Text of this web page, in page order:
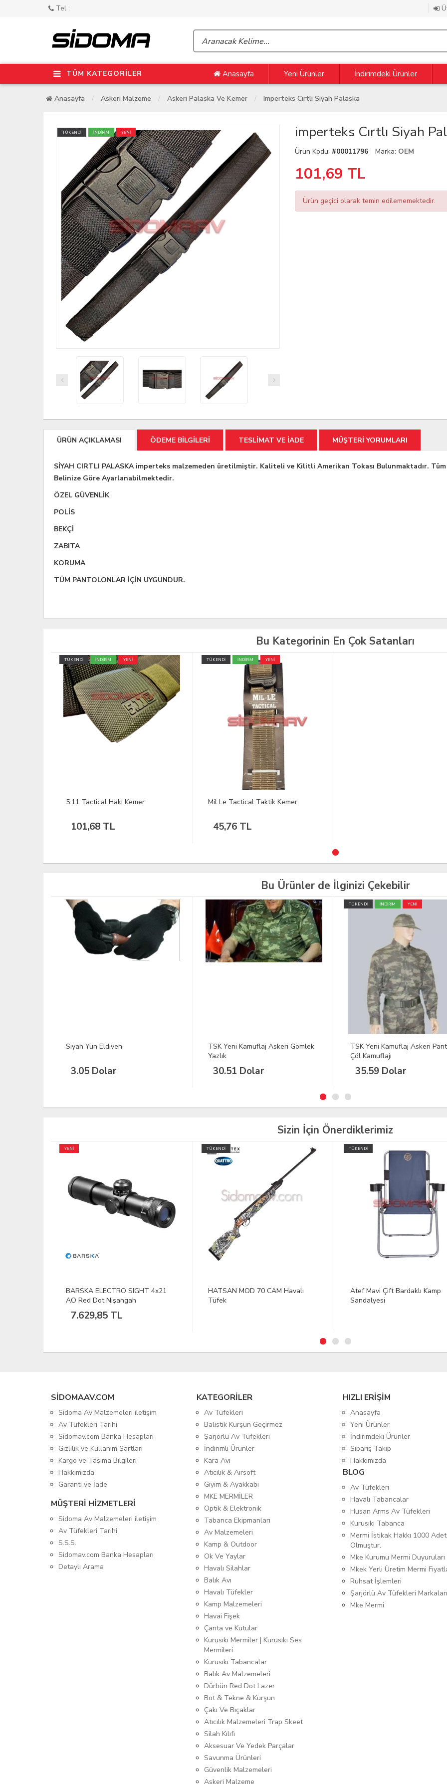
Tel :
TÜM KATEGORİLER Anasayfa Yeni Ürünler İndirimdeki Ürünler
Anasayfa Askeri Malzeme Askeri Palaska Ve Kemer Imperteks Cırtlı Siyah Palaska
TÜKENDİ İNDİRİM YENİ imperteks Cırtlı Siyah
Ürün Kodu: #00011796 Marka: OEM
101,69 TL
Ürün geçici olarak temin edilememektedir.
ÜRÜN AÇIKLAMASI ÖDEME BİLGİLERİ TESLİMAT VE İADE MÜŞTERİ YORUMLARI
SİYAH CIRTLI PALASKA imperteks malzemeden üretilmiştir. Kaliteli ve Kilitli Amerikan Tokası Bulunmaktadır. Tüm
Belinize Göre Ayarlanabilmektedir.
ÖZEL GÜVENLİK
POLİS
BEKÇİ
ZABITA
KORUMA
TÜM PANTOLONLAR İÇİN UYGUNDUR.
Bu Kategorinin En Çok Satanları
TÜKENDİ İNDİRİM YENİ
5.11 Tactical Haki Kemer
101,68 TL
TÜKENDİ İNDİRİM YENİ
Mil Le Tactical Taktik Kemer
45,76 TL
Bu Ürünler de İlginizi Çekebilir
TSK Yeni Kamuflaj Askeri Gömlek
30.51 Dolar
İNDİRİM YENİ
TSK Yeni Kamuflaj Askeri Pantolon
Çöl Kamuflajı
35.59 Dolar
YENİ
Asker Künyesi | Askeri Künye
Yazımı
5.08 Dolar
Sizin İçin Önerdiklerimiz
TÜKENDİ
HATSAN MOD 70 CAM Havalı
Tüfek
TÜKENDİ
Atef Mavi Çift Bardaklı Kamp
Sandalyesi
16 Atar Party Flowers Havai
SIDOMAAV.COM
Sidoma Av Malzemeleri iletişim
Av Tüfekleri Tarihi
Sidomav.com Banka Hesapları
Gizlilik ve Kullanım Şartları
Kargo ve Taşıma Bilgileri
Hakkımızda
Garanti ve İade
MÜŞTERİ HİZMETLERİ
Sidoma Av Malzemeleri iletişim
Av Tüfekleri Tarihi
S.S.S.
Sidomav.com Banka Hesapları
Detaylı Arama
KATEGORİLER
Av Tüfekleri
Balistik Kurşun Geçirmez
Şarjörlü Av Tüfekleri
İndirimli Ürünler
Kara Avı
Atıcılık & Airsoft
Giyim & Ayakkabı
MKE MERMİLER
Optik & Elektronik
Tabanca Ekipmanları
Av Malzemeleri
Kamp & Outdoor
Ok Ve Yaylar
Havalı Silahlar
Balık Avı
Havalı Tüfekler
Kamp Malzemeleri
Havai Fişek
Çanta ve Kutular
Kurusıkı Mermiler | Kurusıkı Ses
Mermileri
Kurusıkı Tabancalar
Balık Av Malzemeleri
Dürbün Red Dot Lazer
Bot & Tekne & Kurşun
Çakı Ve Bıçaklar
Atıcılık Malzemeleri Trap Skeet
Silah Kılıfı
Aksesuar Ve Yedek Parçalar
Savunma Ürünleri
Güvenlik Malzemeleri
Askeri Malzeme
HIZLI ERİŞİM
Anasayfa
Yeni Ürünler
İndirimdeki Ürünler
Sipariş Takip
Hakkımızda
BLOG
Av Tüfekleri
Havalı Tabancalar
Husan Arms Av Tüfekleri
Kurusıkı Tabanca
Mermi İstikak Hakkı 1000 Adet
Olmuştur.
Mke Kurumu Mermi
Mkek Yerli Üretim Mermi
Ruhsat İşlemleri
Şarjörlü Av Tüfekleri Markaları
Mke Mermi